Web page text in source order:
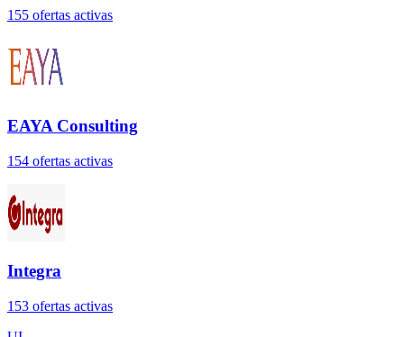
155 ofertas activas
EAYA Consulting
154 ofertas activas
Integra
153 ofertas activas